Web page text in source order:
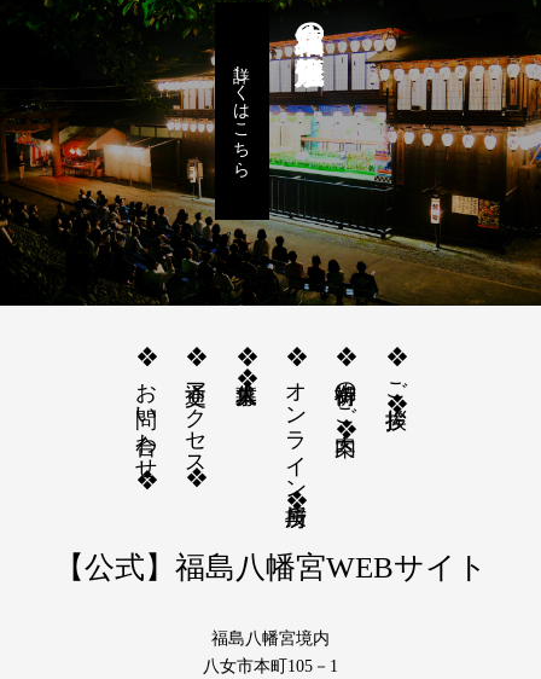
八女福島の燈籠人形
詳しくはこちら
❖ご挨拶❖
❖御祈祷のご案内❖
❖オンライン授与所❖
❖求人募集❖
❖交通アクセス❖
❖お問い合わせ❖
【公式】福島八幡宮WEBサイト
福島八幡宮境内
八女市本町105－1